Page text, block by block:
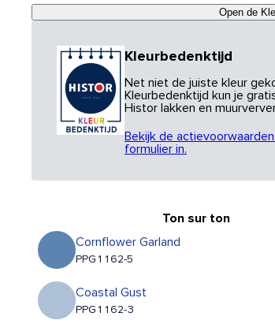
Open de
Kleurbedenktijd
Net niet de juiste kleur
Kleurbedenktijd kun je
Histor lakken en
Bekijk de
formulier in.
Ton sur ton
Cornflower Garland
PPG1162-5
Coastal Gust
PPG1162-3